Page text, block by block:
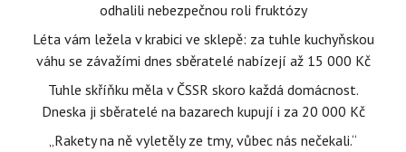
odhalili nebezpečnou roli fruktózy
Léta vám ležela v krabici ve sklepě: za tuhle kuchyňskou
váhu se závažími dnes sběratelé nabízejí až 15 000 Kč
Tuhle skříňku měla v ČSSR skoro každá domácnost.
Dneska ji sběratelé na bazarech kupují i za 20 000 Kč
„Rakety na ně vyletěly ze tmy, vůbec nás nečekali.“